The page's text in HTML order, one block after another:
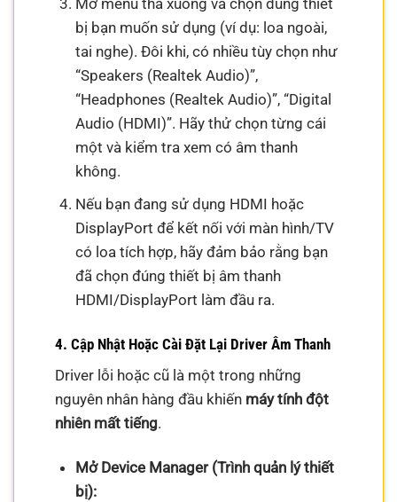
bị bạn muốn sử dụng (ví dụ: loa ngoài,
tai nghe). Đôi khi, có nhiều tùy chọn như
“Speakers (Realtek Audio)”,
“Headphones (Realtek Audio)”, “Digital
Audio (HDMI)”. Hãy thử chọn từng cái
một và kiểm tra xem có âm thanh
không.
Nếu bạn đang sử dụng HDMI hoặc
DisplayPort để kết nối với màn hình/TV
có loa tích hợp, hãy đảm bảo rằng bạn
đã chọn đúng thiết bị âm thanh
HDMI/DisplayPort làm đầu ra.
4. Cập Nhật Hoặc Cài Đặt Lại Driver Âm Thanh
Driver lỗi hoặc cũ là một trong những
nguyên nhân hàng đầu khiến máy tính đột
nhiên mất tiếng.
Mở Device Manager (Trình quản lý thiết
bị):